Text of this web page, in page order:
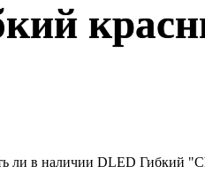
ли в наличии DLED Гибкий